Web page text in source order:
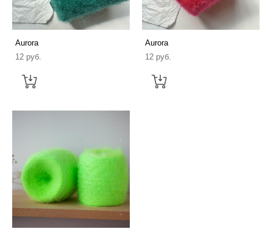
Aurora
12 pуб.
Aurora
12 pуб.